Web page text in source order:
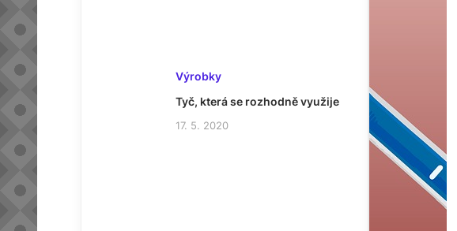
Výrobky
Tyč, která se rozhodně využije
17. 5. 2020